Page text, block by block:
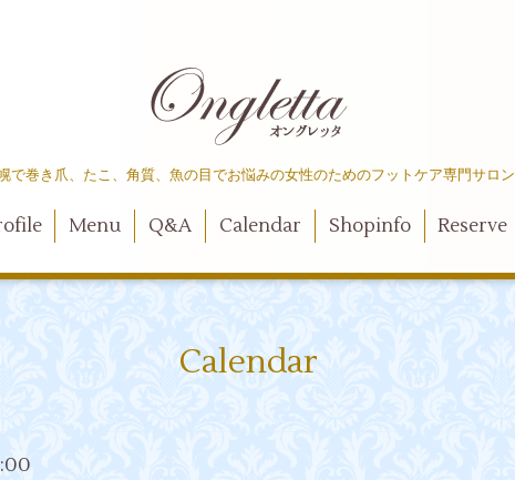
で巻き爪、たこ、角質、魚の目でお悩みの女性のためのフットケア専門サロン
Menu Q&A Calendar Shopinfo Reserve
Calendar